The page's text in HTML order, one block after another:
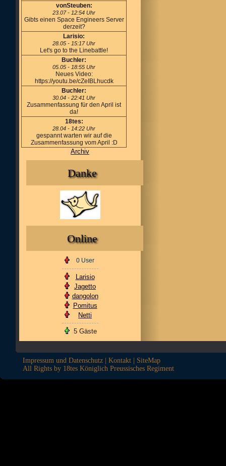
vonSteuben:
23.07 - 12:54 Uhr
Gibts einen Space Engineers Server
derzeit?
Larisio:
28.05 - 15:17 Uhr
Let's go to the Linebattle!
Buchler:
05.05 - 18:55 Uhr
Neues Video:
https://youtu.be/cZeIBLhucdk
Buchler:
30.04 - 22:41 Uhr
Zusammenfassung für den April ist
da!
18tes:
28.04 - 14:22 Uhr
gespannt warten wir auf die
Zusammenfassung vom April :D
Archiv
Danke
Online
0 User
Larisio
Jagetto
dangolon
Pomitus
Netti
5 Gäste
Impressum und Datenschutz Kontakt
SiteMap
All Rights by 18tes Königlich Preussisches Regiment